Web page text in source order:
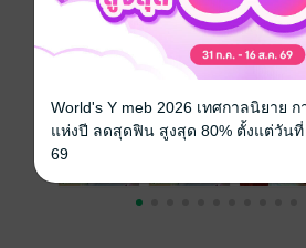
เรื่องที่คุณน่าจะสนใจ
World's Y meb 2026 เทศกาลนิยาย
แห่งปี ลดสุดฟิน สูงสุด 80% ตั้งแต่วันที่
69